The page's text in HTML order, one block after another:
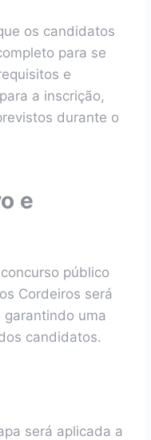
os candidatos
para se
e
a inscrição,
durante o
e
público
Cordeiros será
garantindo uma
candidatos.
será aplicada a